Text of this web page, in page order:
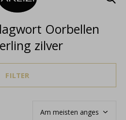
Oorbellen
zilver
FILTER